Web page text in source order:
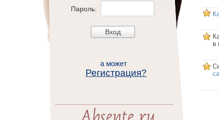
Пароль:
а может
Регистрация?
в